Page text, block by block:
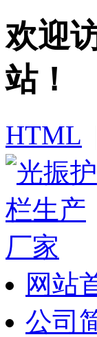
欢迎
站！
HTML
网站
公司